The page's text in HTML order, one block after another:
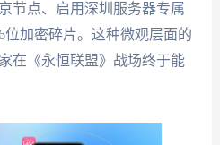
节点、启用深圳服务器专属
位加密碎片。这种微观层面的
在《永恒联盟》战场终于能